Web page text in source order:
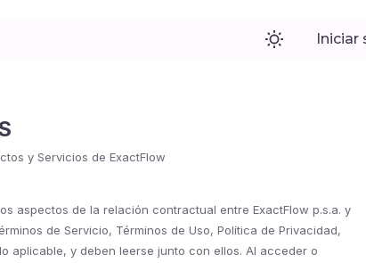
Iniciar
y Servicios de ExactFlow
aspectos de la relación contractual entre ExactFlow p.s.a. y
de Servicio, Términos de Uso, Política de Privacidad,
aplicable, y deben leerse junto con ellos. Al acceder o